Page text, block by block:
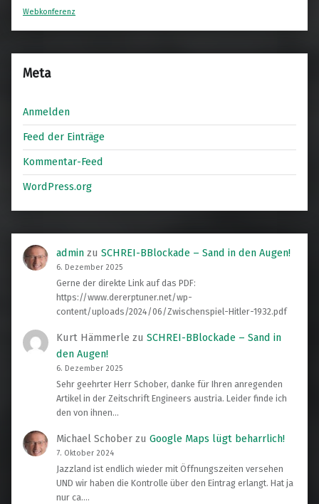
Webkonferenz
Meta
Anmelden
Feed der Einträge
Kommentar-Feed
WordPress.org
admin zuSCHREI-BBlockade – Sand in den Augen!
6. Dezember 2025
Gerne der direkte Link auf das PDF:
https://www.dererptuner.net/wp-
content/uploads/2024/06/Zwischenspiel-Hitler-1932.pdf
Kurt Hämmerle zuSCHREI-BBlockade – Sand in
den Augen!
6. Dezember 2025
Sehr geehrter Herr Schober, danke für Ihren anregenden
Artikel in der Zeitschrift Engineers austria. Leider finde ich
den von ihnen…
Michael Schober zuGoogle Maps lügt beharrlich!
7. Oktober 2024
Jazzland ist endlich wieder mit Öffnungszeiten versehen
UND wir haben die Kontrolle über den Eintrag erlangt. Hat ja
nur ca.…